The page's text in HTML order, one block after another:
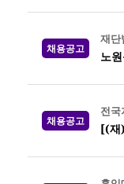
채용공고
재단
노
채용공고
전국
[(재